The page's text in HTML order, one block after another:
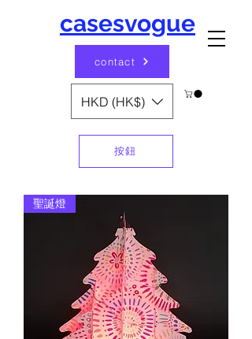
casesvogue
HKD (HK$)
contact
按鈕
聖誕燈